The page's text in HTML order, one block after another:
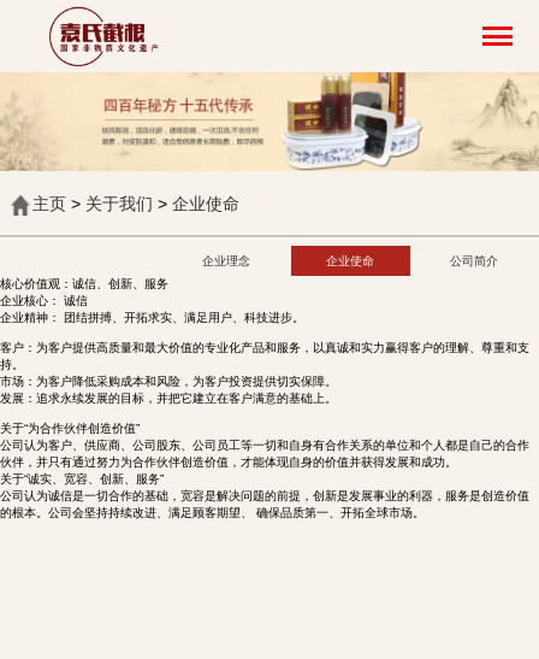
主页> 关于我们 > 企业使命
公司简介
企业使命
企业理念
核心价值观：诚信、创新、服务
企业核心： 诚信
企业精神： 团结拼搏、开拓求实、满足用户、科技进步。
客户：为客户提供高质量和最大价值的专业化产品和服务，以真诚和实力赢得客户的理解、尊重和支
持。
市场：为客户降低采购成本和风险，为客户投资提供切实保障。
发展：追求永续发展的目标，并把它建立在客户满意的基础上。
关于“为合作伙伴创造价值”
公司认为客户、供应商、公司股东、公司员工等一切和自身有合作关系的单位和个人都是自己的合作
伙伴，并只有通过努力为合作伙伴创造价值，才能体现自身的价值并获得发展和成功。
关于“诚实、宽容、创新、服务”
公司认为诚信是一切合作的基础，宽容是解决问题的前提，创新是发展事业的利器，服务是创造价值
的根本。公司会坚持持续改进、满足顾客期望、 确保品质第一、开拓全球市场。